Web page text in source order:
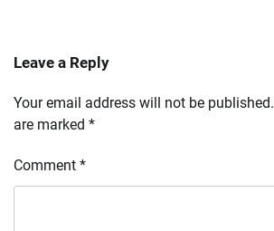
Leave a Reply
Your email address will not be published.
are marked *
Comment *